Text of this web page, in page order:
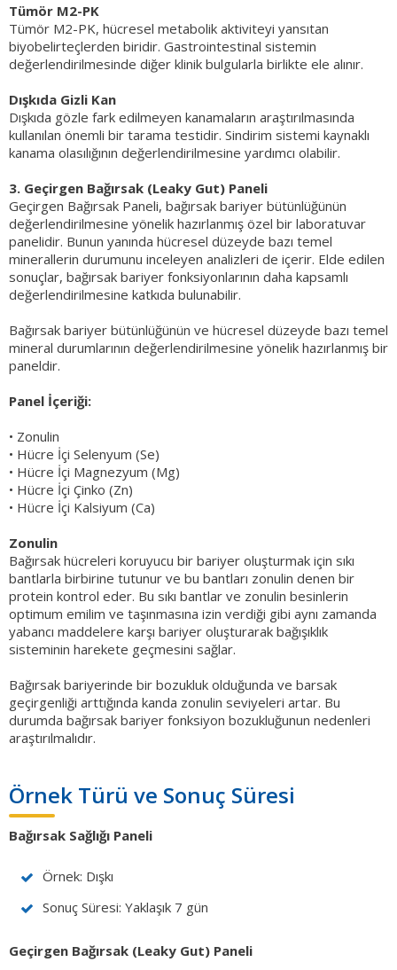
Tümör M2-PK
Tümör M2-PK, hücresel metabolik aktiviteyi yansıtan
biyobelirteçlerden biridir. Gastrointestinal sistemin
değerlendirilmesinde diğer klinik bulgularla birlikte ele alınır.
Dışkıda Gizli Kan
Dışkıda gözle fark edilmeyen kanamaların araştırılmasında
kullanılan önemli bir tarama testidir. Sindirim sistemi kaynaklı
kanama olasılığının değerlendirilmesine yardımcı olabilir.
3. Geçirgen Bağırsak (Leaky Gut) Paneli
Geçirgen Bağırsak Paneli, bağırsak bariyer bütünlüğünün
değerlendirilmesine yönelik hazırlanmış özel bir laboratuvar
panelidir. Bunun yanında hücresel düzeyde bazı temel
minerallerin durumunu inceleyen analizleri de içerir. Elde edilen
sonuçlar, bağırsak bariyer fonksiyonlarının daha kapsamlı
değerlendirilmesine katkıda bulunabilir.
Bağırsak bariyer bütünlüğünün ve hücresel düzeyde bazı temel
mineral durumlarının değerlendirilmesine yönelik hazırlanmış bir
paneldir.
Panel İçeriği:
• Zonulin
• Hücre İçi Selenyum (Se)
• Hücre İçi Magnezyum (Mg)
• Hücre İçi Çinko (Zn)
• Hücre İçi Kalsiyum (Ca)
Zonulin
Bağırsak hücreleri koruyucu bir bariyer oluşturmak için sıkı
bantlarla birbirine tutunur ve bu bantları zonulin denen bir
protein kontrol eder. Bu sıkı bantlar ve zonulin besinlerin
optimum emilim ve taşınmasına izin verdiği gibi aynı zamanda
yabancı maddelere karşı bariyer oluşturarak bağışıklık
sisteminin harekete geçmesini sağlar.
Bağırsak bariyerinde bir bozukluk olduğunda ve barsak
geçirgenliği arttığında kanda zonulin seviyeleri artar. Bu
durumda bağırsak bariyer fonksiyon bozukluğunun nedenleri
araştırılmalıdır.
Örnek Türü ve Sonuç Süresi
Bağırsak Sağlığı Paneli
Örnek: Dışkı
Sonuç Süresi: Yaklaşık 7 gün
Geçirgen Bağırsak (Leaky Gut) Paneli